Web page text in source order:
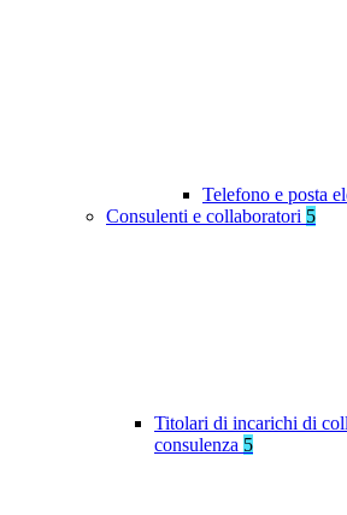
Telefono e posta
Consulenti e collaboratori 5
Titolari di incarichi di
consulenza 5